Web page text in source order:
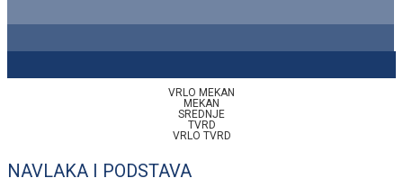
VRLO MEKAN
MEKAN
SREDNJE
TVRD
VRLO TVRD
NAVLAKA I PODSTAVA